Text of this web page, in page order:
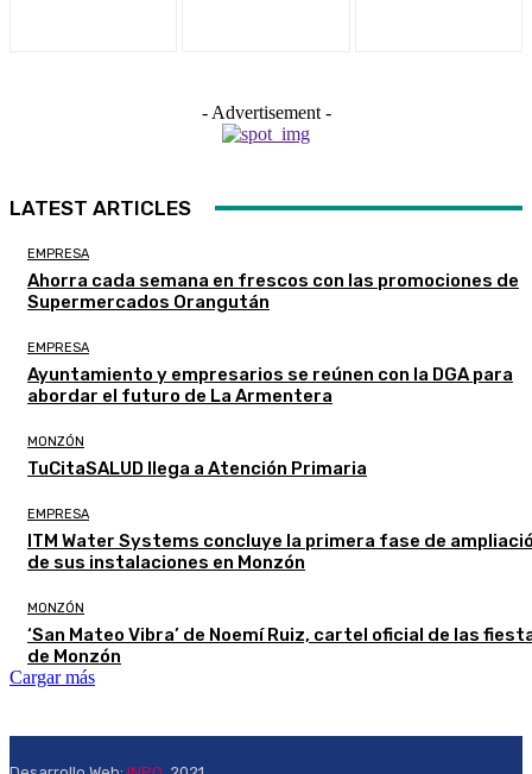
- Advertisement -
LATEST ARTICLES
EMPRESA
Ahorra cada semana en frescos con las promociones de
Supermercados Orangután
EMPRESA
Ayuntamiento y empresarios se reúnen con la DGA para
abordar el futuro de La Armentera
MONZÓN
TuCitaSALUD llega a Atención Primaria
EMPRESA
ITM Water Systems concluye la primera fase de
de sus instalaciones en Monzón
MONZÓN
‘San Mateo Vibra’ de Noemí Ruiz, cartel oficial de las
de Monzón
Cargar más